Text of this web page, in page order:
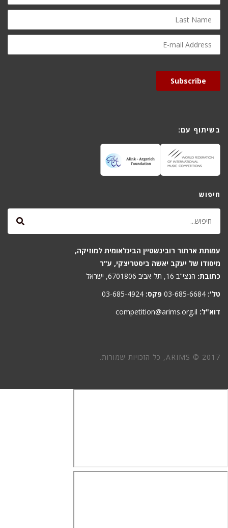
Last
Name
E-
mail
Subscribe
בשיתוף עם:
חיפוש
עמותת ארתור רובינשטיין הבינלאומית למוזיקה,
מיסודו של יעקב יאשה ביסטריצקי, ע"ר
כתובת: הנצי"ב 16, תל-אביב 6701806, ישראל
טל': 03-685-6684 פקס: 03-685-4924
דוא"ל: competition@arims.org.il
ARIMS © 2017, כל הזכויות שמורות.